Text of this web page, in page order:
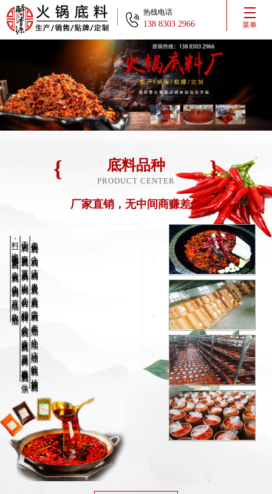
热线电话
138 8303 2966 菜单
底料品种
PRODUCT CENTER
厂家直销，无中间商赚差价
老火锅底料，
牛油底料，
清油底料，
串串香底料，
番茄底料，
菌汤底料，
老火锅红油，
牛油红油，
清油红油，
酸辣底料，
砖块商用底料，
干锅底料，
麻辣烫底料，
冒菜底汤料，
泡椒底料，
小面佐料，
鸡精调味料，
小龙虾底料，
香辣酱底料，
冒菜拌菜料，
麻辣香锅底料，
骨汤
料，
一次性的火锅专用底料，
青椒底料，
鱼火锅底料，
冒菜红油，
鱼火锅红油。